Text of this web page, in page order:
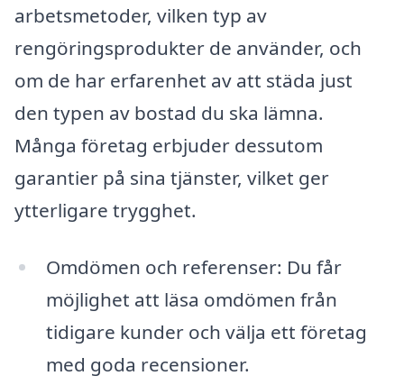
arbetsmetoder, vilken typ av
rengöringsprodukter de använder, och
om de har erfarenhet av att städa just
den typen av bostad du ska lämna.
Många företag erbjuder dessutom
garantier på sina tjänster, vilket ger
ytterligare trygghet.
Omdömen och referenser: Du får
möjlighet att läsa omdömen från
tidigare kunder och välja ett företag
med goda recensioner.